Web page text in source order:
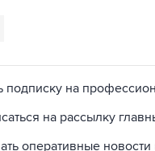
подписку на
на рассылку
оперативные